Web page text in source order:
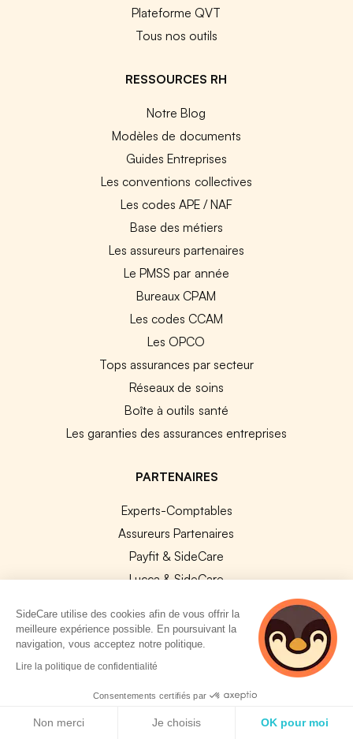
Plateforme QVT
Tous nos outils
RESSOURCES RH
Notre Blog
Modèles de documents
Guides Entreprises
Les conventions collectives
Les codes APE / NAF
Base des métiers
Les assureurs partenaires
Le PMSS par année
Bureaux CPAM
Les codes CCAM
Les OPCO
Tops assurances par secteur
Réseaux de soins
Boîte à outils santé
Les garanties des assurances entreprises
PARTENAIRES
Experts-Comptables
Assureurs Partenaires
Payfit & SideCare
Lucca & SideCare
Livi & SideCare
Lianeli & SideCare
Les SIRH / Systèmes de paie connectés
SideCare utilise des cookies afin de vous offrir la
meilleure expérience possible. En poursuivant la
navigation, vous acceptez notre politique.
Lire la politique de confidentialité
Consentements certifiés par
Non merci Je choisis OK pour moi
2 personnes
consultent
actuellement cette